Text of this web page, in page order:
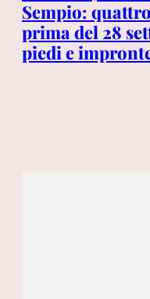
Sempio:
prima del 28
piedi e